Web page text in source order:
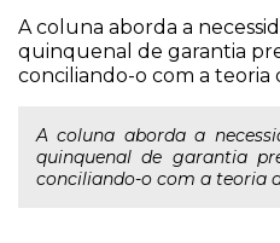
A coluna aborda a
quinquenal de garantia
conciliando-o com a teoria
A coluna aborda a
quinquenal de garantia
conciliando-o com a teoria